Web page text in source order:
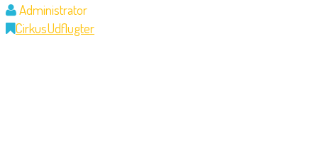
Administrator
CirkusUdflugter